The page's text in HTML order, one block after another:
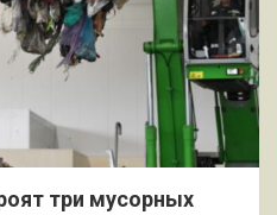
три мусорных